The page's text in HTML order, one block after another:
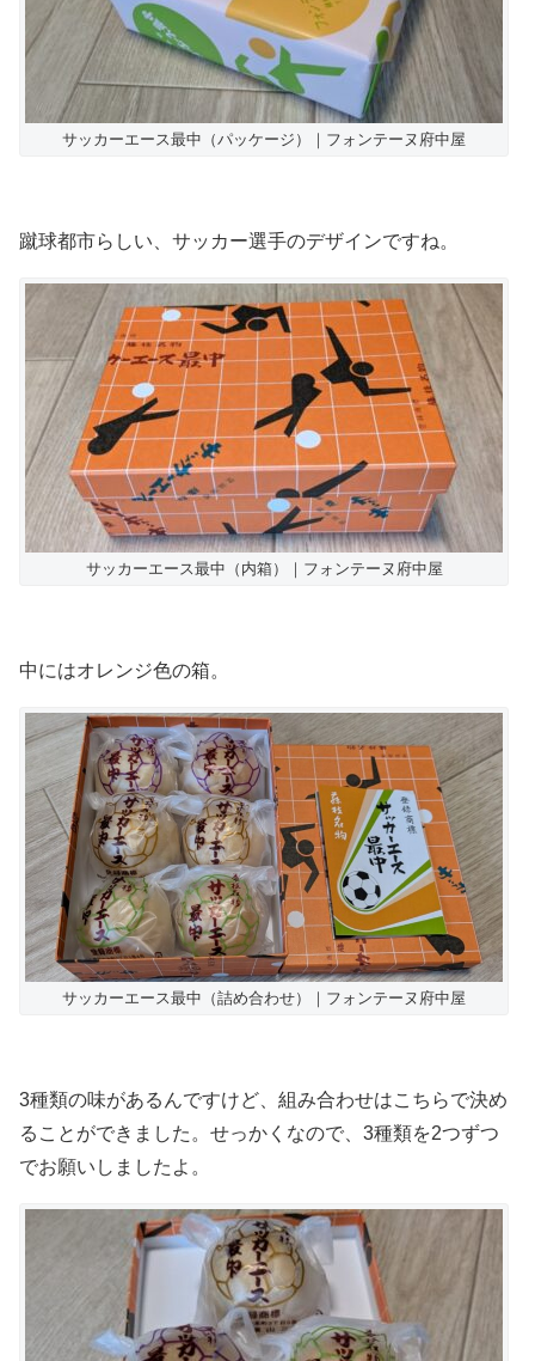
サッカーエース最中（パッケージ）｜フォンテーヌ府中屋
蹴球都市らしい、サッカー選手のデザインですね。
サッカーエース最中（内箱）｜フォンテーヌ府中屋
中にはオレンジ色の箱。
サッカーエース最中（詰め合わせ）｜フォンテーヌ府中屋
3種類の味があるんですけど、組み合わせはこちらで決め
ることができました。せっかくなので、3種類を2つずつ
でお願いしましたよ。